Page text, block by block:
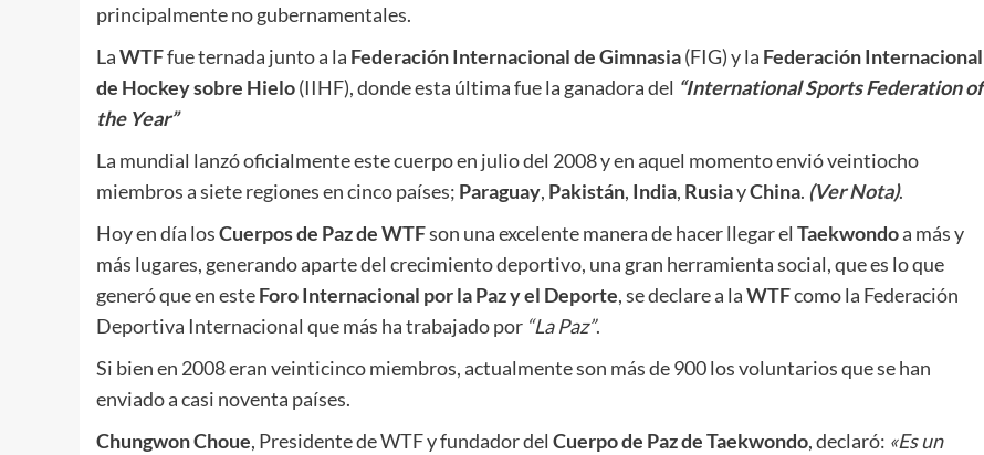
principalmente no gubernamentales.
LaWTFfue ternada junto a la Federación Internacional de Gimnasia(FIG) y la Federación Internacional
de Hockey sobre Hielo(IIHF), donde esta última fue la ganadora del “International Sports Federation of
the Year”
La mundial lanzó oficialmente este cuerpo en julio del 2008 y en aquel momento envió veintiocho
miembros a siete regiones en cinco países; Paraguay, Pakistán, India, RusiayChina. (Ver Nota).
Hoy en día losCuerpos de Paz de WTFson una excelente manera de hacer llegar el Taekwondoa más y
más lugares, generando aparte del crecimiento deportivo, una gran herramienta social, que es lo que
generó que en esteForo Internacional por la Paz y el Deporte, se declare a laWTFcomo la Federación
Deportiva Internacional que más ha trabajado por “La Paz”.
Si bien en 2008 eran veinticinco miembros, actualmente son más de 900 los voluntarios que se han
enviado a casi noventa países.
Chungwon Choue, Presidente de WTF y fundador del Cuerpo de Paz de Taekwondo, declaró: «Es un